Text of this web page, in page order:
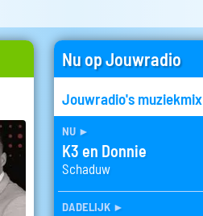
Nu op Jouwradio
Jouwradio's muziekmix
nu ►
K3 en Donnie
Schaduw
dadelijk ►